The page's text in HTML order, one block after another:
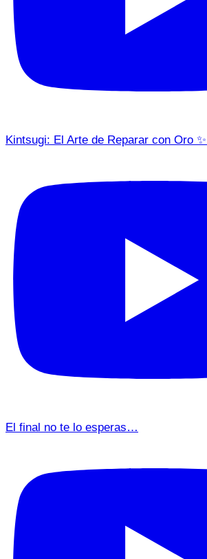
Kintsugi: El Arte de Reparar con Oro
El final no te lo esperas…